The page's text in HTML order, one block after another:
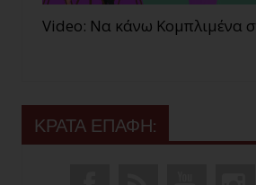
Video: Να κάνω Κομπλιμένα
ΚΡΑΤΑ ΕΠΑΦΗ: